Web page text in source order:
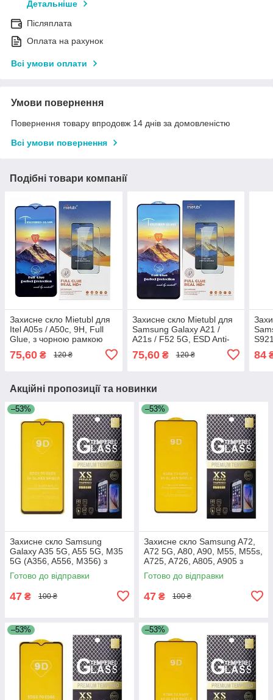
Детальніше
Післяплата
Оплата на рахунок
Всі умови оплати
Умови повернення
Повернення товару впродовж 14 днів за домовленістю
Всі умови повернення
Подібні товари компанії
Захисне скло Mietubl для
Itel A05s / A50c, 9H, Full
Glue, з чорною рамкою
75,60 ₴ 120 ₴
Захисне скло Mietubl для
Samsung Galaxy A21 /
A21s / F52 5G, ESD Anti-
чорною рамкою
75,60₴ 120 ₴ 84
Акційні пропозиції та новинки
–53%
Захисне скло Samsung
Galaxy A35 5G, A55 5G, M35
5G (A356, A556, M356) з
чорною рамкою
Готово до відправки
47 ₴ 100 ₴
–53%
Захисне скло Samsung A72,
A72 5G, A80, A90, M55, M55s,
A725, A726, A805, A905 з
чорною рамкою
Готово до відправки
47 ₴ 100 ₴
–53% –53%